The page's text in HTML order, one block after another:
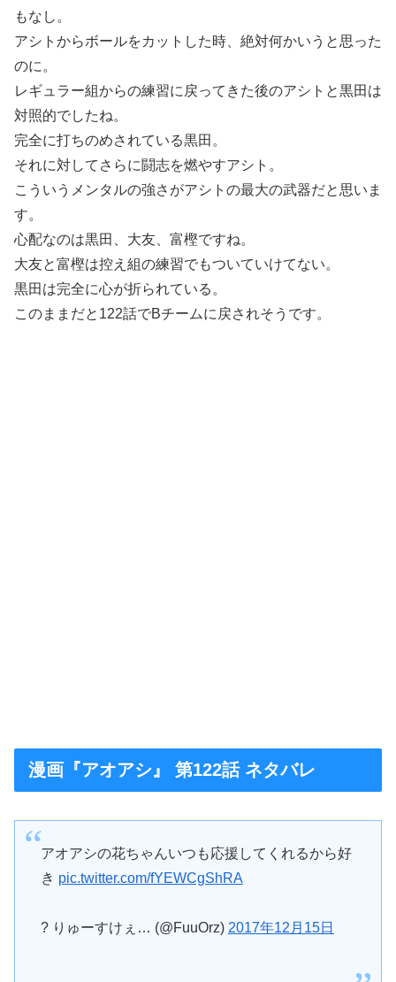
もなし。
アシトからボールをカットした時、絶対何かいうと思った
のに。
レギュラー組からの練習に戻ってきた後のアシトと黒田は
対照的でしたね。
完全に打ちのめされている黒田。
それに対してさらに闘志を燃やすアシト。
こういうメンタルの強さがアシトの最大の武器だと思いま
す。
心配なのは黒田、大友、富樫ですね。
大友と富樫は控え組の練習でもついていけてない。
黒田は完全に心が折られている。
このままだと122話でBチームに戻されそうです。
漫画『アオアシ』 第122話 ネタバレ
アオアシの花ちゃんいつも応援してくれるから好
き pic.twitter.com/fYEWCgShRA
? りゅーすけぇ… (@FuuOrz) 2017年12月15日